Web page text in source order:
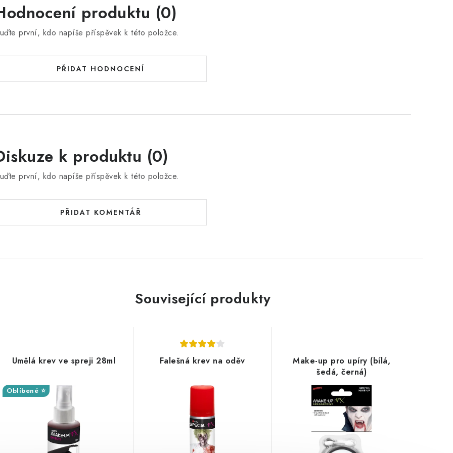
produktu (0)
první, kdo napíše příspěvek k této položce.
PŘIDAT HODNOCENÍ
k produktu (0)
první, kdo napíše příspěvek k této položce.
PŘIDAT KOMENTÁŘ
Související produkty
Umělá krev ve spreji 28ml
Oblíbené ⭐
Falešná krev na oděv
Make-up pro upíry (bílá,
šedá, černá)